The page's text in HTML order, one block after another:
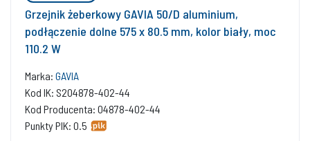
Grzejnik żeberkowy GAVIA 50/D aluminium,
podłączenie dolne 575 x 80.5 mm, kolor biały, moc
110.2 W
Marka: GAVIA
Kod IK: S204878-402-44
Kod Producenta: 04878-402-44
Punkty PIK: 0.5